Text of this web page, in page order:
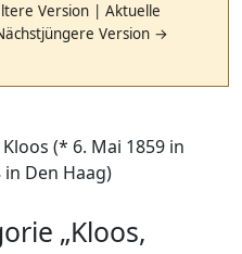
Version | Aktuelle
Version →
(* 6. Mai 1859 in
Den Haag)
„Kloos,